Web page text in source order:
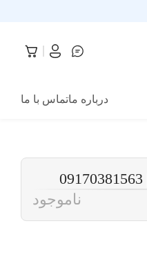
درباره ماتماس با ما
ناموجود